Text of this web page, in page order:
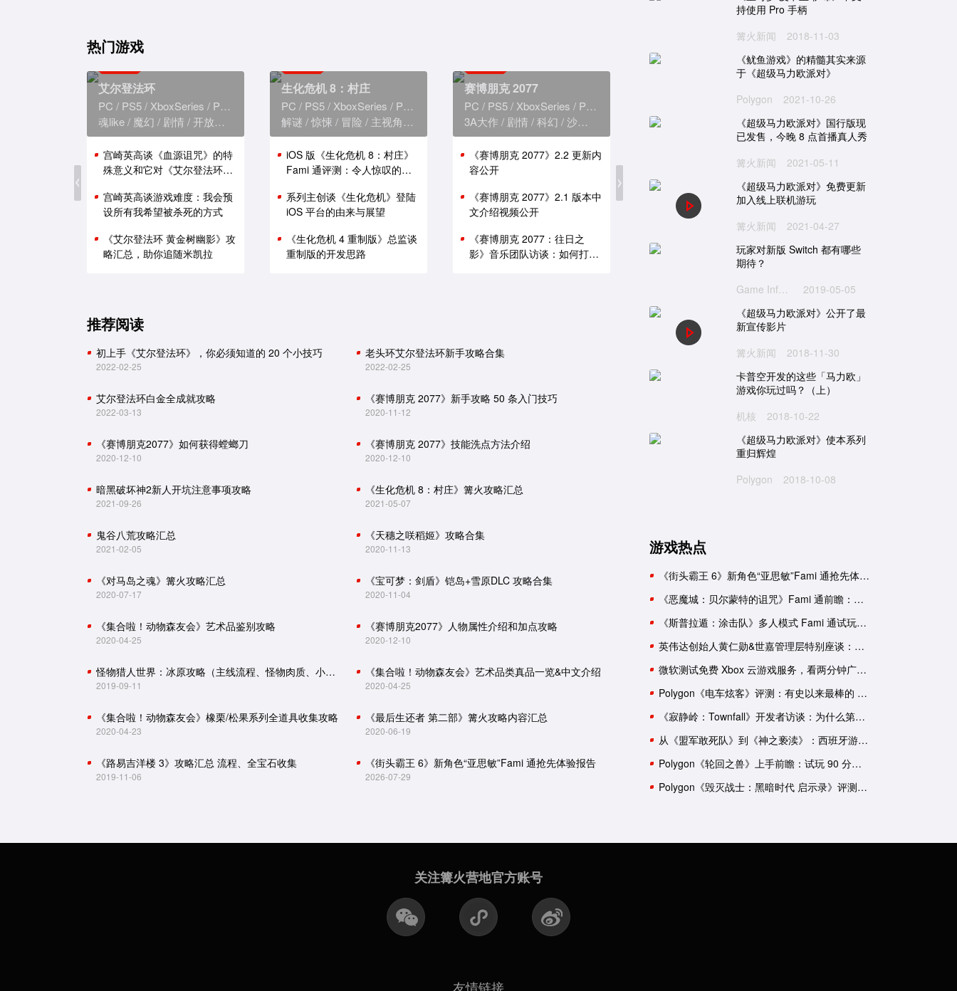
热门游戏
艾尔登法环
PC PS5 XboxSeries PS4
XboxOne
魂like
魔幻 剧情 开放世界
宫崎英高谈《血源诅咒》的特
殊意义和它对《艾尔登法环》
宫崎英高谈游戏难度：我会预
设所有我希望被杀死的方式
《艾尔登法环 黄金树幽影》攻
略汇总，助你追随米凯拉
生化危机 8：村庄
PC PS5 XboxSeries PS4
XboxOne
解谜
惊悚 冒险 主视角 恐怖
iOS 版《生化危机 8：村庄》
Fami 通评测：令人惊叹的性
系列主创谈《生化危机》登陆
iOS 平台的由来与展望
《生化危机 4 重制版》总监谈
重制版的开发思路
赛博朋克 2077
PC PS5 XboxSeries PS4
3A大作
剧情 科幻 沙盒
《赛博朋克 2077》2.2 更新内
容公开
《赛博朋克 2077》2.1 版本中
文介绍视频公开
《赛博朋克 2077：往日之
影》音乐团队访谈：如何打造
日式
神话 剧情 养成 第三人称
《宝可梦 朱／紫》需要配音
本限定联名球鞋
PC
3A大作
猎人 世界》联动宣传片公开
育碧证实《刺客信条：英灵
平台
金会员游戏促销阵容公布
推荐阅读
初上手《艾尔登法环》，你必须知道的 20 个小技巧
2022-02-25
老头环艾尔登法环新手攻略合集
2022-02-25
艾尔登法环白金全成就攻略
2022-03-13
《赛博朋克 2077》新手攻略 50 条入门技巧
2020-11-12
《赛博朋克2077》如何获得螳螂刀
2020-12-10
《赛博朋克 2077》技能洗点方法介绍
2020-12-10
暗黑破坏神2新人开坑注意事项攻略
2021-09-26
《生化危机 8：村庄》篝火攻略汇总
2021-05-07
鬼谷八荒攻略汇总
2021-02-05
《天穗之咲稻姬》攻略合集
2020-11-13
《对马岛之魂》篝火攻略汇总
2020-07-17
《宝可梦：剑盾》铠岛+雪原DLC 攻略合集
2020-11-04
《集合啦！动物森友会》艺术品鉴别攻略
2020-04-25
《赛博朋克2077》人物属性介绍和加点攻略
2020-12-10
怪物猎人世界：冰原攻略（主线流程、怪物肉质、小技巧）
2019-09-11
《集合啦！动物森友会》艺术品类真品一览&中文介绍
2020-04-25
《集合啦！动物森友会》橡栗/松果系列全道具收集攻略
2020-04-23
《最后生还者 第二部》篝火攻略内容汇总
2020-06-19
《路易吉洋楼 3》攻略汇总 流程、全宝石收集
2019-11-06
《街头霸王 6》新角色“亚思敏”Fami 通抢先体验报告
2026-07-29
持使用 Pro 手柄
篝火新闻
2018-11-03
《鱿鱼游戏》的精髓其实来源
于《超级马力欧派对》
Polygon
2021-10-26
《超级马力欧派对》国行版现
已发售，今晚 8 点首播真人秀
篝火新闻
2021-05-11
《超级马力欧派对》免费更新
加入线上联机游玩
篝火新闻
2021-04-27
玩家对新版 Switch 都有哪些
期待？
2019-05-05
《超级马力欧派对》公开了最
新宣传影片
篝火新闻
2018-11-30
卡普空开发的这些「马力欧」
游戏你玩过吗？（上）
机核
2018-10-22
《超级马力欧派对》使本系列
重归辉煌
Polygon
2018-10-08
游戏热点
《街头霸王 6》新角色“亚思敏”Fami 通抢先体验报告
《恶魔城：贝尔蒙特的诅咒》Fami 通前瞻：要素杂糅的新生《恶魔城》
《斯普拉遁：涂击队》多人模式 Fami 通试玩：与好友并肩推进故事
英伟达创始人黄仁勋&世嘉管理层特别座谈：一次改变命运的邂逅
微软测试免费 Xbox 云游戏服务，看两分钟广告可用一小时
Polygon《电车炫客》评测：有史以来最棒的 3D 索尼克游戏！
《寂静岭：Townfall》开发者访谈：为什么第一人称比第三人称恐怖
从《盟军敢死队》到《神之亵渎》：西班牙游戏工作室盘点
Polygon《轮回之兽》上手前瞻：试玩 90 分钟后，我依然有一肚子疑惑
Polygon《毁灭战士：黑暗时代 启示录》评测：轰轰烈烈的谢幕演出？
关注篝火营地官方账号
友情链接